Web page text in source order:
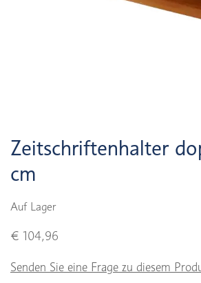
Zeitschriftenhalter
cm
Auf Lager
€ 104,96
Senden Sie eine Frage zu diesem